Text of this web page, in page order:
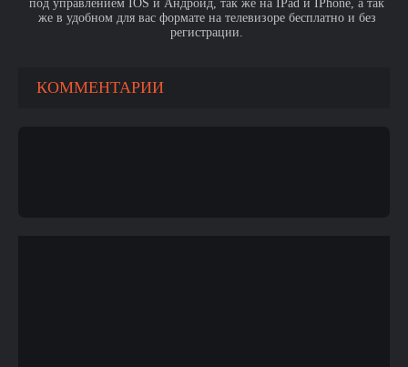
под управлением IOS и Андроид, так же на IPad и IPhone, а так
же в удобном для вас формате на телевизоре бесплатно и без
регистрации.
КОММЕНТАРИИ